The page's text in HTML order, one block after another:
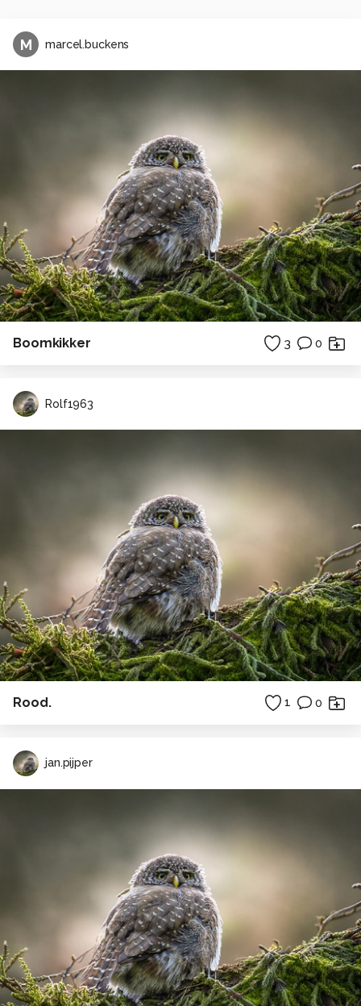
M marcel.buckens
Boomkikker 3 0
Rolf1963
Rood. 1 0
jan.pijper